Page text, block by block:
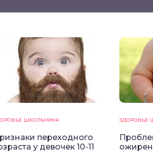
ШКОЛЬНИКА
переходного
у девочек 10-11
ЗДОРОВЬЕ